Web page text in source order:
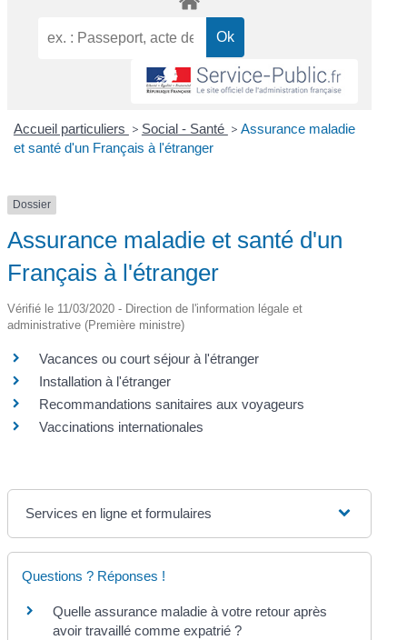
Accueil particuliers > Social - Santé > Assurance maladie
et santé d'un Français à l'étranger
Dossier
Assurance maladie et santé d'un
Français à l'étranger
Vérifié le 11/03/2020 - Direction de l'information légale et
administrative (Première ministre)
Vacances ou court séjour à l'étranger
Installation à l'étranger
Recommandations sanitaires aux voyageurs
Vaccinations internationales
Services en ligne et formulaires
Questions ? Réponses !
Quelle assurance maladie à votre retour après
avoir travaillé comme expatrié ?